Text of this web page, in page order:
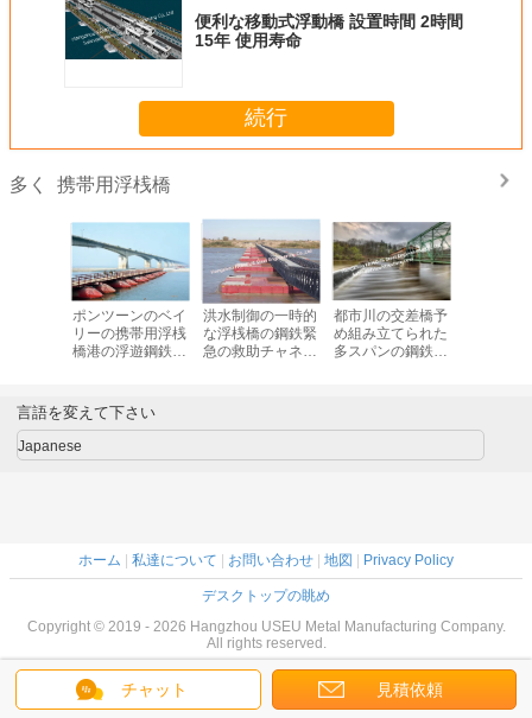
便利な移動式浮動橋 設置時間 2時間
15年 使用寿命
続行
多く 携帯用浮桟橋
ます
ポンツーンのベイ
リーの携帯用浮桟
橋港の浮遊鋼鉄プ
洪水制御の一時的
な浮桟橋の鋼鉄緊
急の救助チャネル
都市川の交差橋予
め組み立てられた
多スパンの鋼鉄ベ
チャット 見積依頼
言語を変えて下さい
Japanese
ホーム | 私達について | お問い合わせ | 地図 | Privacy Policy
デスクトップの眺め
Copyright © 2019 - 2026 Hangzhou USEU Metal Manufacturing Company.
All rights reserved.